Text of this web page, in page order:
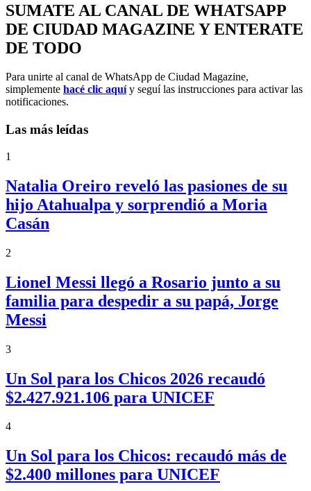
SUMATE AL CANAL DE WHATSAPP
DE CIUDAD MAGAZINE Y ENTERATE
DE TODO
Para unirte al canal de WhatsApp de Ciudad Magazine,
simplemente hacé clic aquíy seguí las instrucciones para activar las
notificaciones.
Las más leídas
1
Natalia Oreiro reveló las pasiones de su
hijo Atahualpa y sorprendió a Moria
Casán
2
Lionel Messi llegó a Rosario junto a su
familia para despedir a su papá, Jorge
Messi
3
Un Sol para los Chicos 2026 recaudó
$2.427.921.106 para UNICEF
4
Un Sol para los Chicos: recaudó más de
$2.400 millones para UNICEF